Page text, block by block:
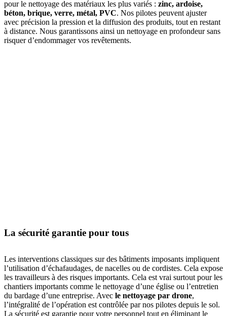
pour le nettoyage des matériaux les plus variés : zinc, ardoise,
béton, brique, verre, métal, PVC. Nos pilotes peuvent ajuster
avec précision la pression et la diffusion des produits, tout en restant
à distance. Nous garantissons ainsi un nettoyage en profondeur sans
risquer d’endommager vos revêtements.
La sécurité garantie pour tous
Les interventions classiques sur des bâtiments imposants impliquent
l’utilisation d’échafaudages, de nacelles ou de cordistes. Cela expose
les travailleurs à des risques importants. Cela est vrai surtout pour les
chantiers importants comme le nettoyage d’une église ou l’entretien
du bardage d’une entreprise. Avec le nettoyage par drone,
l’intégralité de l’opération est contrôlée par nos pilotes depuis le sol.
La sécurité est garantie pour votre personnel tout en éliminant le